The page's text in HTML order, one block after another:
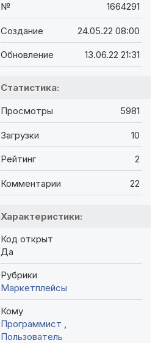
№ 1664291
Создание 24.05.22 08:00
Обновление 13.06.22 21:31
Статистика:
Просмотры 5981
Загрузки 10
Рейтинг 2
Комментарии 22
Характеристики:
Код открыт
Да
Рубрики
Маркетплейсы
Кому
Программист
Пользователь